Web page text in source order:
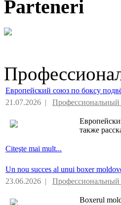
Parteneri
Европейский союз по боксу
21.07.2026 | Профессиональный
также
Citeşte mai mult...
Un nou succes al unui boxer
23.06.2026 | Профессиональный
Boxerul